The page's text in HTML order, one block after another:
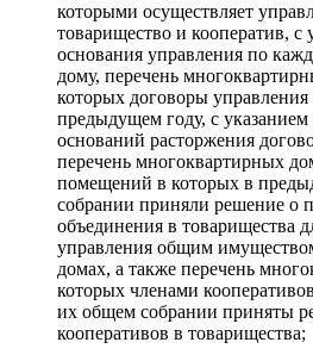
которыми осуществляет
товарищество и кооператив, с
основания управления по
дому, перечень
которых договоры
предыдущем году, с указанием
оснований расторжения
перечень многоквартирных
помещений в которых в
собрании приняли решение о
объединения в товарищества
управления общим
домах, а также перечень
которых членами
их общем собрании приняты
кооперативов в товарищества;